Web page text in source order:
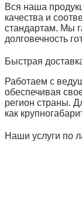
Вся наша
качества и
стандартам. Мы
долговечность
Быстрая
Работаем с
обеспечивая
регион страны.
как
Наши услуги по